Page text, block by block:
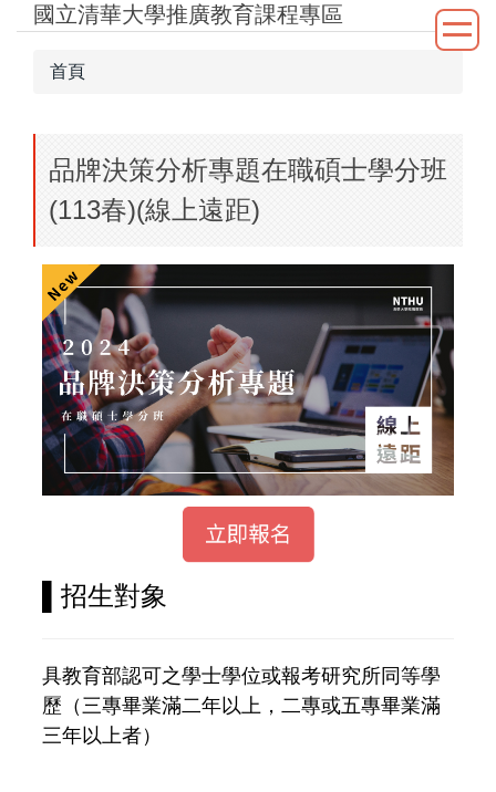
國立清華大學推廣教育課程專區
首頁
品牌決策分析專題在職碩士學分班
(113春)(線上遠距)
招生對象
具教育部認可之學士學位或報考研究所同等學
歷（三專畢業滿二年以上，二專或五專畢業滿
三年以上者）